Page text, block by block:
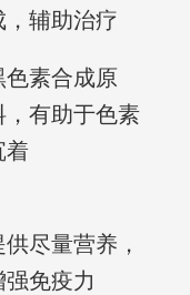
，辅助治疗
色素合成原
，有助于色素
着
供尽量营养，
强免疫力